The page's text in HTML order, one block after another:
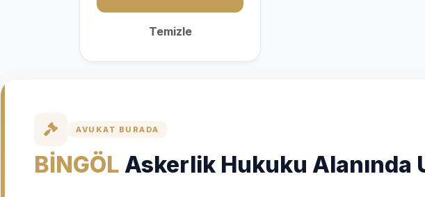
Temizle
AVUKAT BURADA
BİNGÖL Askerlik Hukuku Alanında